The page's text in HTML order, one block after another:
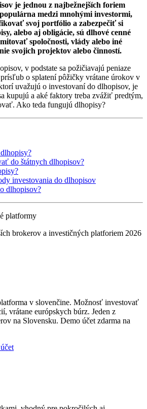
je jednou z najbežnejších foriem
medzi mnohými investormi,
svoj portfólio a zabezpečiť si
alebo aj obligácie, sú dlhové cenné
spoločnosti, vlády alebo iné
svojich projektov alebo činností.
v podstate sa požičiavajú peniaze
o splatení pôžičky vrátane úrokov v
uvažujú o investovaní do dlhopisov, je
kupujú a aké faktory treba zvážiť predtým,
Ako teda fungujú dlhopisy?
do štátnych dlhopisov?
investovania do dlhopisov
dlhopisov?
platformy
brokerov a investičných platforiem 2026
v slovenčine. Možnosť investovať
vrátane európskych búrz. Jeden z
na Slovensku. Demo účet zdarma na